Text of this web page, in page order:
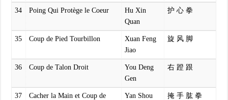
34 Poing Qui Protège le Coeur
Hu Xin
Quan
护 心 拳
35 Coup de Pied Tourbillon
Xuan Feng
Jiao
旋 风 脚
36 Coup de Talon Droit
You Deng
Gen
右 蹬 跟
37
Cacher la Main et Coup de
Yan Shou
掩 手 肱 拳